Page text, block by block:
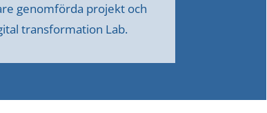
genomförda projekt och
transformation Lab.